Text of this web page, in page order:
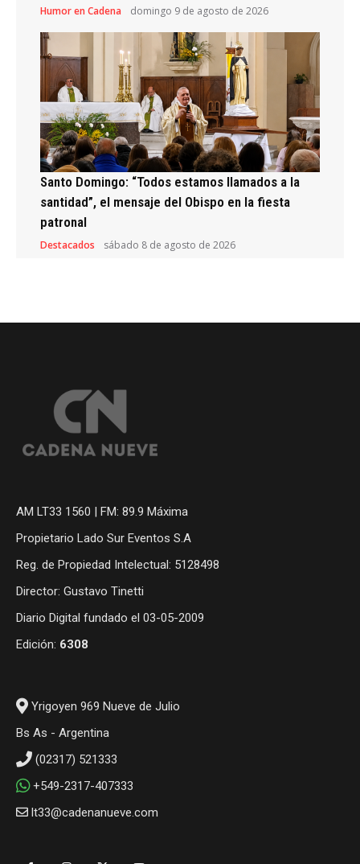
Humor en Cadena domingo 9 de agosto de 2026
Santo Domingo: “Todos estamos llamados a la
santidad”, el mensaje del Obispo en la fiesta
patronal
Destacados sábado 8 de agosto de 2026
AM LT33 1560 | FM: 89.9 Máxima
Propietario Lado Sur Eventos S.A
Reg. de Propiedad Intelectual: 5128498
Director: Gustavo Tinetti
Diario Digital fundado el 03-05-2009
Edición: 6308
Yrigoyen 969 Nueve de Julio
Bs As - Argentina
(02317) 521333
+549-2317-407333
lt33@cadenanueve.com